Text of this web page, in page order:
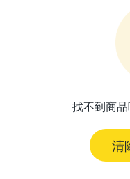
找不到商
清